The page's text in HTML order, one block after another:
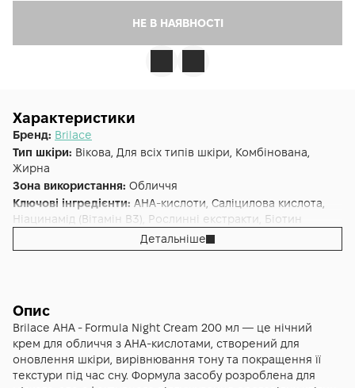
НЕ В НАЯВНОСТІ
Характеристики
Бренд: Brilace
Тип шкіри: Вікова, Для всіх типів шкіри, Комбінована,
Жирна
Зона використання: Обличчя
Ключові інгредієнти: AHA-кислоти, Саліцилова кислота,
Ніацинамід (Вітамін B3), Рослинні екстракти, Біотин
Протизапальне,Ексфоліація
Антивіковий,Від зморшок,Від пігментації,Регенерація
Детальніше
Опис
Brilace AHA - Formula Night Cream 200 мл — це нічний
крем для обличчя з AHA-кислотами, створений для
оновлення шкіри, вирівнювання тону та покращення її
текстури під час сну. Формула засобу розроблена для